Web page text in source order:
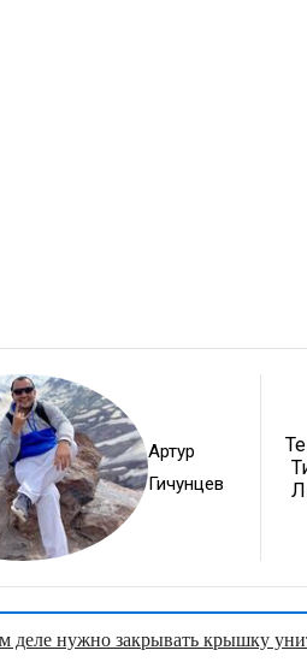
Артур
Гичунцев
деле нужно закрывать крышку